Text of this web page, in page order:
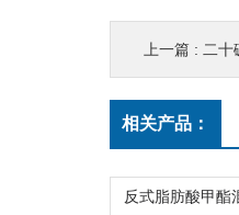
上一篇 : 二
相关产品：